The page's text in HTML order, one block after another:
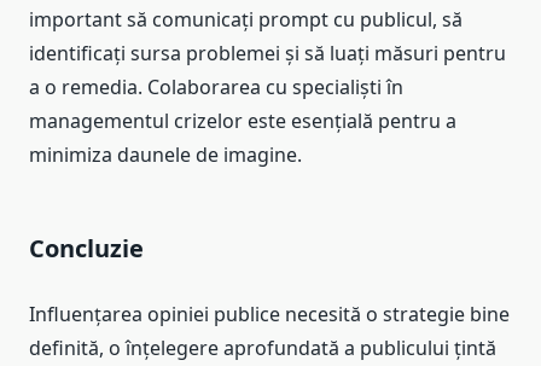
important să comunicați prompt cu publicul, să
identificați sursa problemei și să luați măsuri pentru
a o remedia. Colaborarea cu specialiști în
managementul crizelor este esențială pentru a
minimiza daunele de imagine.
Concluzie
Influențarea opiniei publice necesită o strategie bine
definită, o înțelegere aprofundată a publicului țintă